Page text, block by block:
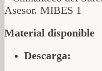
Material disponible
Descarga: